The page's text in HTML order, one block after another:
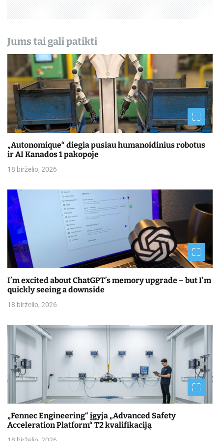
Jums tai gali patikti
„Autonomique“ diegia pusiau humanoidinius robotus
ir AI Kanados 1 pakopoje
18 birželio, 2026
I’m excited about ChatGPT’s memory upgrade – but I’m
quickly seeing a downside
18 birželio, 2026
„Fennec Engineering“ įgyja „Advanced Safety
Acceleration Platform“ T2 kvalifikaciją